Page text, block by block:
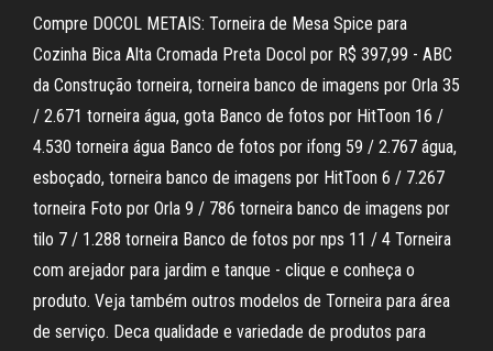
Compre DOCOL METAIS: Torneira de Mesa Spice para
Cozinha Bica Alta Cromada Preta Docol por R$ 397,99 - ABC
da Construção torneira, torneira banco de imagens por Orla 35
/ 2.671 torneira água, gota Banco de fotos por HitToon 16 /
4.530 torneira água Banco de fotos por ifong 59 / 2.767 água,
esboçado, torneira banco de imagens por HitToon 6 / 7.267
torneira Foto por Orla 9 / 786 torneira banco de imagens por
tilo 7 / 1.288 torneira Banco de fotos por nps 11 / 4 Torneira
com arejador para jardim e tanque - clique e conheça o
produto. Veja também outros modelos de Torneira para área
de serviço. Deca qualidade e variedade de produtos para